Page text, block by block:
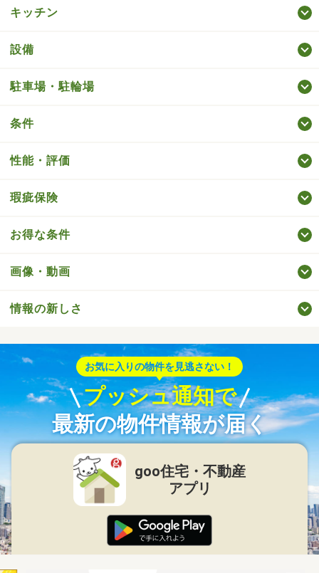
キッチン
設備
駐車場・駐輪場
条件
性能・評価
瑕疵保険
お得な条件
画像・動画
情報の新しさ
お気に入りの物件を見逃さない！
プッシュ通知で
最新の物件情報が届く
goo住宅・不動産
アプリ